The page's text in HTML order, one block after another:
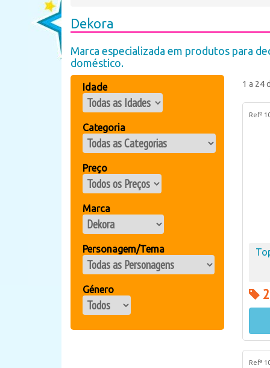
Dekora
Marca especializada em produtos para
doméstico.
Idade
Categoria
Preço
Marca
Personagem/Tema
Género
1 a 24
Refª
Refª